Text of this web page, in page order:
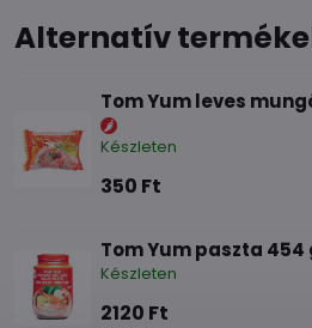
Alternatív
Tom Yum leves
Készleten
350 Ft
Tom Yum paszta 454
Készleten
2120 Ft